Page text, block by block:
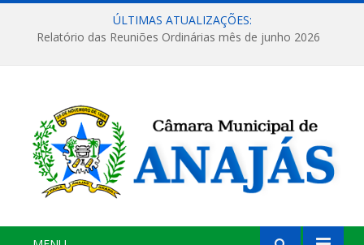
ÚLTIMAS ATUALIZAÇÕES:
Relatório das Reuniões Ordinárias mês de junho 2026